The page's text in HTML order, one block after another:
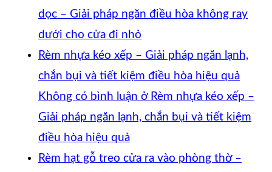
dọc – Giải pháp ngăn điều hòa không ray
dưới cho cửa đi nhỏ
Rèm nhựa kéo xếp – Giải pháp ngăn lạnh,
chắn bụi và tiết kiệm điều hòa hiệu quả
Không có bình luận ở Rèm nhựa kéo xếp –
Giải pháp ngăn lạnh, chắn bụi và tiết kiệm
điều hòa hiệu quả
Rèm hạt gỗ treo cửa ra vào phòng thờ –